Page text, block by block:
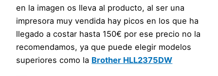
en la imagen os lleva al producto, al ser una
impresora muy vendida hay picos en los que ha
llegado a costar hasta 150€ por ese precio no la
recomendamos, ya que puede elegir modelos
superiores como la Brother HLL2375DW